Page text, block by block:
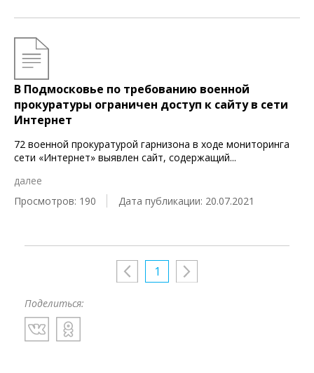
В Подмосковье по требованию военной
прокуратуры ограничен доступ к сайту в сети
Интернет
72 военной прокуратурой гарнизона в ходе мониторинга
сети «Интернет» выявлен сайт, содержащий...
далее
Просмотров: 190
Дата публикации: 20.07.2021
1
Поделиться: